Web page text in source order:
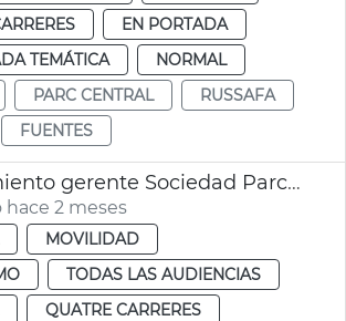
EN PORTADA
TEMÁTICA
NORMAL
PARC CENTRAL
RUSSAFA
FUENTES
Nombramiento gerente Sociedad Parco Central València
2 meses
MOVILIDAD
TODAS LAS AUDIENCIAS
QUATRE CARRERES